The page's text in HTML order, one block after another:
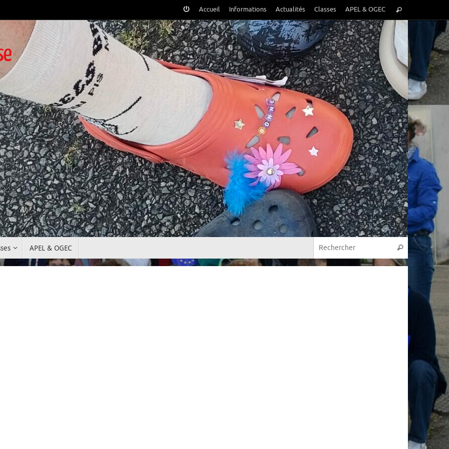
Accueil Informations Actualités Classes APEL & OGEC
pour
Rechercher
APEL & OGEC
Recherche
Rechercher